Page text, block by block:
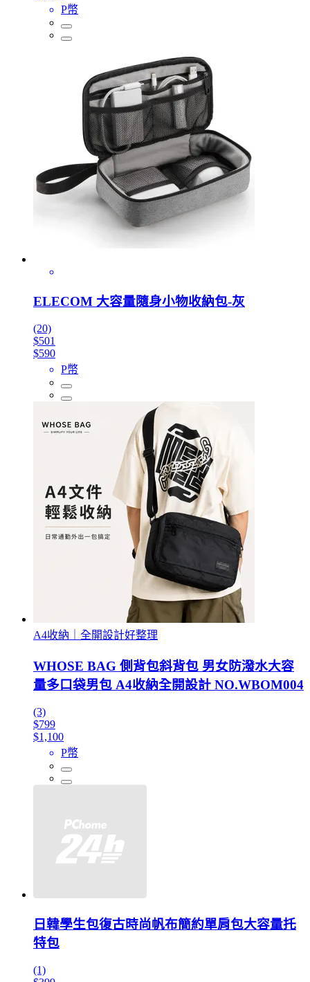
P幣
ELECOM 大容量隨身小物收納包-灰
(20)
$501
$590
P幣
A4收納｜全開設計好整理
WHOSE BAG 側背包斜背包 男女防潑水大容
量多口袋男包 A4收納全開設計 NO.WBOM004
(3)
$799
$1,100
P幣
日韓學生包復古時尚帆布簡約單肩包大容量托
特包
(1)